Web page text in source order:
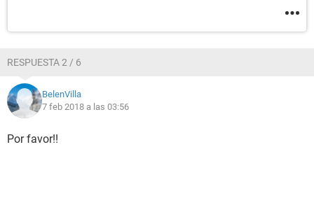
RESPUESTA 2 / 6
BelenVilla
7 feb 2018 a las 03:56
Por favor!!